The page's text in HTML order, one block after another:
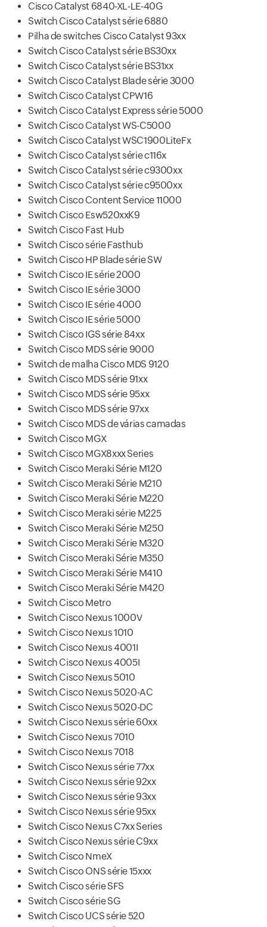
Cisco Catalyst 6840-XL-LE-40G
Switch Cisco Catalyst série 6880
Pilha de switches Cisco Catalyst 93xx
Switch Cisco Catalyst série BS30xx
Switch Cisco Catalyst série BS31xx
Switch Cisco Catalyst Blade série 3000
Switch Cisco Catalyst CPW16
Switch Cisco Catalyst Express série 5000
Switch Cisco Catalyst WS-C5000
Switch Cisco Catalyst WSC1900LiteFx
Switch Cisco Catalyst série c116x
Switch Cisco Catalyst série c9300xx
Switch Cisco Catalyst série c9500xx
Switch Cisco Content Service 11000
Switch Cisco Esw520xxK9
Switch Cisco Fast Hub
Switch Cisco série Fasthub
Switch Cisco HP Blade série SW
Switch Cisco IE série 2000
Switch Cisco IE série 3000
Switch Cisco IE série 4000
Switch Cisco IE série 5000
Switch Cisco IGS série 84xx
Switch Cisco MDS série 9000
Switch de malha Cisco MDS 9120
Switch Cisco MDS série 91xx
Switch Cisco MDS série 95xx
Switch Cisco MDS série 97xx
Switch Cisco MDS de várias camadas
Switch Cisco MGX
Switch Cisco MGX8xxx Series
Switch Cisco Meraki Série M120
Switch Cisco Meraki Série M210
Switch Cisco Meraki Série M220
Switch Cisco Meraki série M225
Switch Cisco Meraki Série M250
Switch Cisco Meraki Série M320
Switch Cisco Meraki Série M350
Switch Cisco Meraki Série M410
Switch Cisco Meraki Série M420
Switch Cisco Metro
Switch Cisco Nexus 1000V
Switch Cisco Nexus 1010
Switch Cisco Nexus 4001I
Switch Cisco Nexus 4005I
Switch Cisco Nexus 5010
Switch Cisco Nexus 5020-AC
Switch Cisco Nexus 5020-DC
Switch Cisco Nexus série 60xx
Switch Cisco Nexus 7010
Switch Cisco Nexus 7018
Switch Cisco Nexus série 77xx
Switch Cisco Nexus série 92xx
Switch Cisco Nexus série 93xx
Switch Cisco Nexus série 95xx
Switch Cisco Nexus C7xx Series
Switch Cisco Nexus série C9xx
Switch Cisco NmeX
Switch Cisco ONS série 15xxx
Switch Cisco série SFS
Switch Cisco série SG
Switch Cisco UCS série 520